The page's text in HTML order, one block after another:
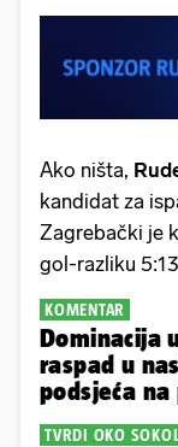
Ako ništa,
kandidat za
Zagrebački je
gol-razliku
KOMENTAR
Dominacija
raspad u
podsjeća
TVRDI OKO